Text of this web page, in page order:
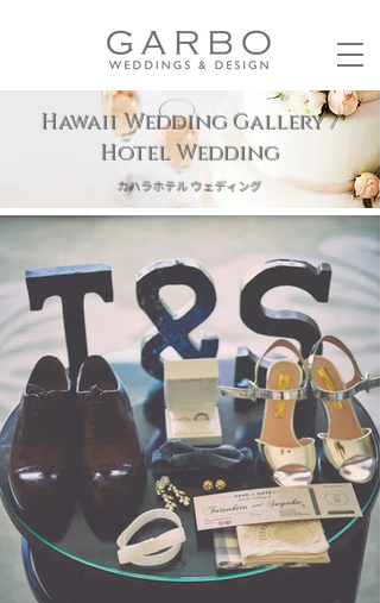
Hawaii Wedding Gallery /
Hotel Wedding
カハラホテル ウェディング